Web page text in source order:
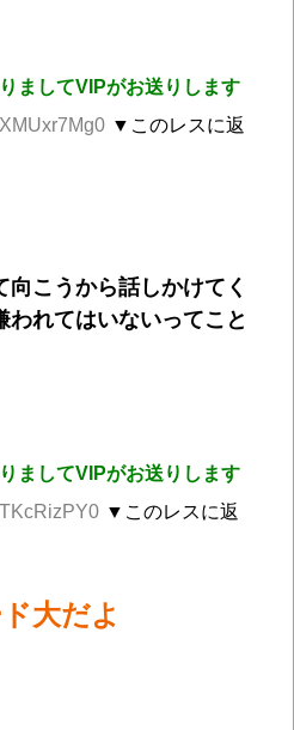
ましてVIPがお送りします
▼このレスに返
こうから話しかけてく
われてはいないってこと
ましてVIPがお送りします
▼このレスに返
大だよ